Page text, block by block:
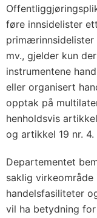
føre innsidelister
primærinnsidelister
mv., gjelder kun
instrumentene
eller organisert
opptak på
henholdsvis
og artikkel 19 nr. 4.
Departementet
saklig
handelsfasiliteter
vil ha betydning